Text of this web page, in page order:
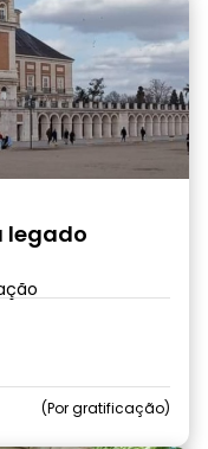
legado
Por gratificação